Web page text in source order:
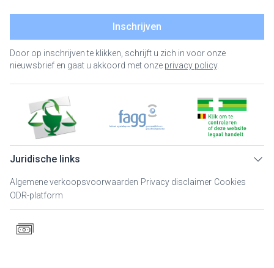
Inschrijven
Door op inschrijven te klikken, schrijft u zich in voor onze
nieuwsbrief en gaat u akkoord met onze privacy policy.
Juridische links
Algemene verkoopsvoorwaarden Privacy disclaimer Cookies
ODR-platform